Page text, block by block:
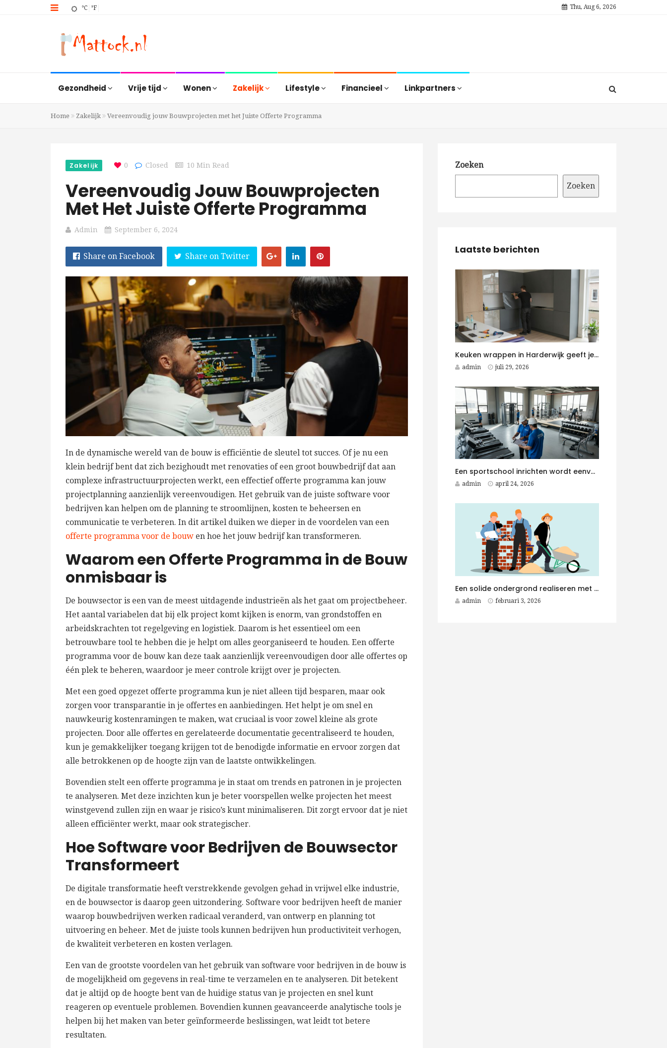
°C °F Thu, Aug 6, 2026
Gezondheid Vrije tijd Wonen Zakelijk Lifestyle Financieel Linkpartners
Home Zakelijk Vereenvoudig jouw Bouwprojecten met het Juiste Offerte Programma
Zakelijk 0 Closed 10 Min Read
Vereenvoudig Jouw Bouwprojecten
Met Het Juiste Offerte Programma
Admin September 6, 2024
Share on Facebook Share on Twitter
In de dynamische wereld van de bouw is efficiëntie de sleutel tot succes. Of je nu een
klein bedrijf bent dat zich bezighoudt met renovaties of een groot bouwbedrijf dat aan
complexe infrastructuurprojecten werkt, een effectief offerte programma kan jouw
projectplanning aanzienlijk vereenvoudigen. Het gebruik van de juiste software voor
bedrijven kan helpen om de planning te stroomlijnen, kosten te beheersen en
communicatie te verbeteren. In dit artikel duiken we dieper in de voordelen van een
offerte programma voor de bouw en hoe het jouw bedrijf kan transformeren.
Waarom een Offerte Programma in de Bouw
onmisbaar is
De bouwsector is een van de meest uitdagende industrieën als het gaat om projectbeheer.
Het aantal variabelen dat bij elk project komt kijken is enorm, van grondstoffen en
arbeidskrachten tot regelgeving en logistiek. Daarom is het essentieel om een
betrouwbare tool te hebben die je helpt om alles georganiseerd te houden. Een offerte
programma voor de bouw kan deze taak aanzienlijk vereenvoudigen door alle offertes op
één plek te beheren, waardoor je meer controle krijgt over je projecten.
Met een goed opgezet offerte programma kun je niet alleen tijd besparen, maar ook
zorgen voor transparantie in je offertes en aanbiedingen. Het helpt je om snel en
nauwkeurig kostenramingen te maken, wat cruciaal is voor zowel kleine als grote
projecten. Door alle offertes en gerelateerde documentatie gecentraliseerd te houden,
kun je gemakkelijker toegang krijgen tot de benodigde informatie en ervoor zorgen dat
alle betrokkenen op de hoogte zijn van de laatste ontwikkelingen.
Bovendien stelt een offerte programma je in staat om trends en patronen in je projecten
te analyseren. Met deze inzichten kun je beter voorspellen welke projecten het meest
winstgevend zullen zijn en waar je risico’s kunt minimaliseren. Dit zorgt ervoor dat je niet
alleen efficiënter werkt, maar ook strategischer.
Hoe Software voor Bedrijven de Bouwsector
Transformeert
De digitale transformatie heeft verstrekkende gevolgen gehad in vrijwel elke industrie,
en de bouwsector is daarop geen uitzondering. Software voor bedrijven heeft de manier
waarop bouwbedrijven werken radicaal veranderd, van ontwerp en planning tot
uitvoering en beheer. Met de juiste tools kunnen bedrijven hun productiviteit verhogen,
de kwaliteit verbeteren en kosten verlagen.
Een van de grootste voordelen van het gebruik van software voor bedrijven in de bouw is
de mogelijkheid om gegevens in real-time te verzamelen en te analyseren. Dit betekent
dat je altijd op de hoogte bent van de huidige status van je projecten en snel kunt
reageren op eventuele problemen. Bovendien kunnen geavanceerde analytische tools je
helpen bij het maken van beter geïnformeerde beslissingen, wat leidt tot betere
resultaten.
Zoeken
Zoeken
Laatste berichten
Keuken wrappen in Harderwijk geeft je keuken snel een moderne upgrade
admin juli 29, 2026
Een sportschool inrichten wordt eenvoudiger met een Fitness Aannemer aan je zijde
admin april 24, 2026
Een solide ondergrond realiseren met duurzame betonplaten voor elk betonwerken project
admin februari 3, 2026